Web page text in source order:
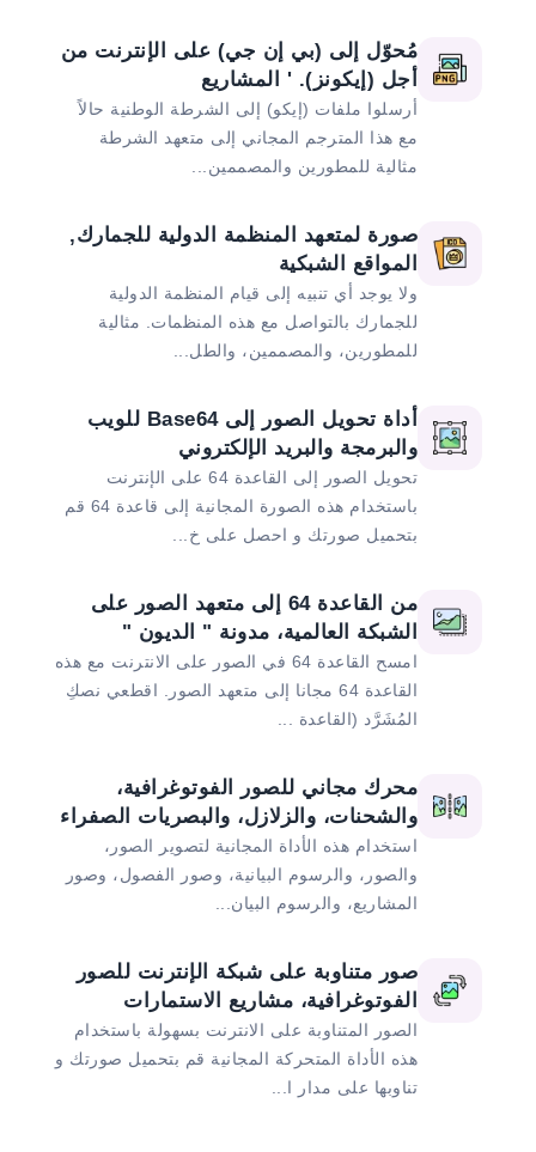
مُحوّل إلى (بي إن جي) على الإنترنت من
أجل (إيكونز). ' المشاريع
أرسلوا ملفات (إيكو) إلى الشرطة الوطنية حالاً
مع هذا المترجم المجاني إلى متعهد الشرطة
مثالية للمطورين والمصممين...
صورة لمتعهد المنظمة الدولية للجمارك,
المواقع الشبكية
ولا يوجد أي تنبيه إلى قيام المنظمة الدولية
للجمارك بالتواصل مع هذه المنظمات. مثالية
للمطورين، والمصممين، والطل...
أداة تحويل الصور إلى Base64 للويب
والبرمجة والبريد الإلكتروني
تحويل الصور إلى القاعدة 64 على الإنترنت
باستخدام هذه الصورة المجانية إلى قاعدة 64 قم
بتحميل صورتك و احصل على خ...
من القاعدة 64 إلى متعهد الصور على
الشبكة العالمية، مدونة " الديون "
امسح القاعدة 64 في الصور على الانترنت مع هذه
القاعدة 64 مجانا إلى متعهد الصور. اقطعي نصكِ
المُشَرَّد (القاعدة ...
محرك مجاني للصور الفوتوغرافية،
والشحنات، والزلازل، والبصريات الصفراء
استخدام هذه الأداة المجانية لتصوير الصور،
والصور، والرسوم البيانية، وصور الفصول، وصور
المشاريع، والرسوم البيان...
صور متناوبة على شبكة الإنترنت للصور
الفوتوغرافية، مشاريع الاستمارات
الصور المتناوبة على الانترنت بسهولة باستخدام
هذه الأداة المتحركة المجانية قم بتحميل صورتك و
تناوبها على مدار ا...